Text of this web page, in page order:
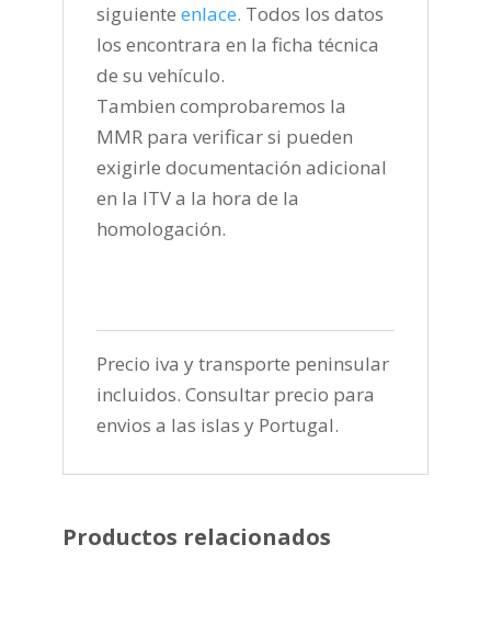
siguiente enlace. Todos los datos
los encontrara en la ficha técnica
de su vehículo.
Tambien comprobaremos la
MMR para verificar si pueden
exigirle documentación adicional
en la ITV a la hora de la
homologación.
Precio iva y transporte peninsular
incluidos. Consultar precio para
envios a las islas y Portugal.
Productos relacionados